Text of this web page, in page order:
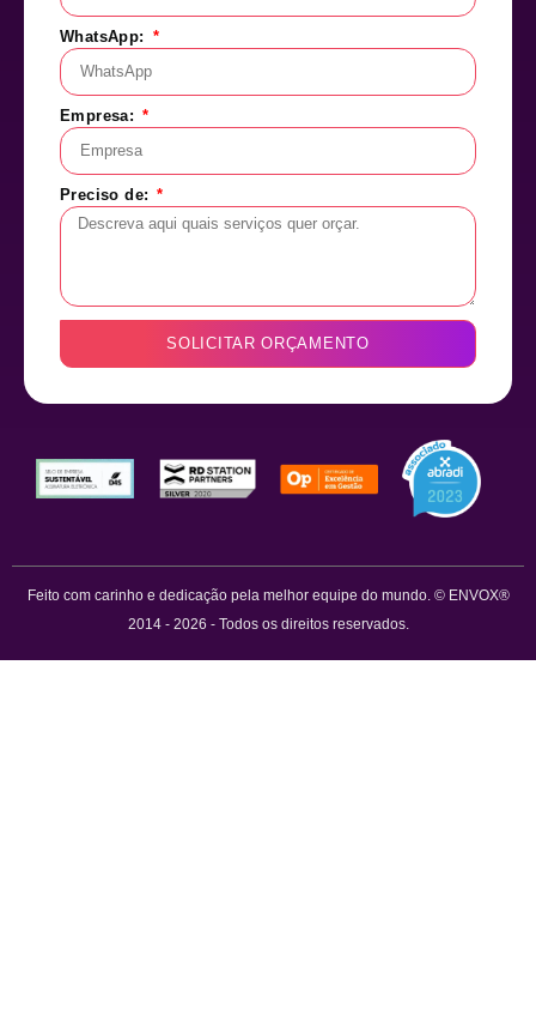
WhatsApp:
Empresa:
Preciso de:
SOLICITAR ORÇAMENTO
Feito com carinho e dedicação pela melhor equipe do mundo. © ENVOX®
2014 - 2026 - Todos os direitos reservados.